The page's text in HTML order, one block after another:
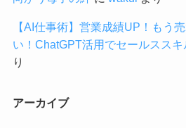
【AI仕事術】営業成績UP！もう
い！ChatGPT活用でセールススキ
り
アーカイブ